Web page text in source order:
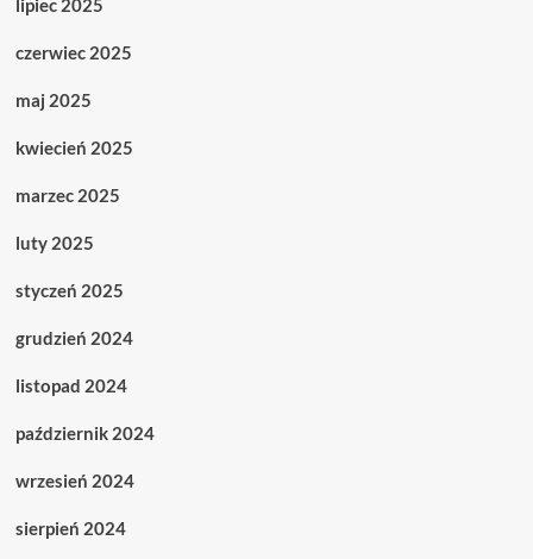
lipiec 2025
czerwiec 2025
maj 2025
kwiecień 2025
marzec 2025
luty 2025
styczeń 2025
grudzień 2024
listopad 2024
październik 2024
wrzesień 2024
sierpień 2024